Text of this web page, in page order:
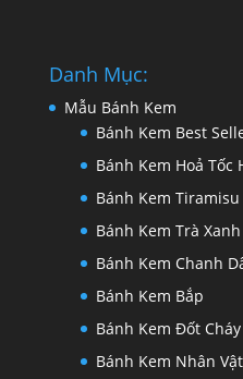
Danh Mục:
Mẫu Bánh Kem
Bánh Kem Best
Bánh Kem Hoả Tốc
Bánh Kem Tiramisu
Bánh Kem Trà Xanh
Bánh Kem Chanh
Bánh Kem Bắp
Bánh Kem Đốt Cháy
Bánh Kem Nhân